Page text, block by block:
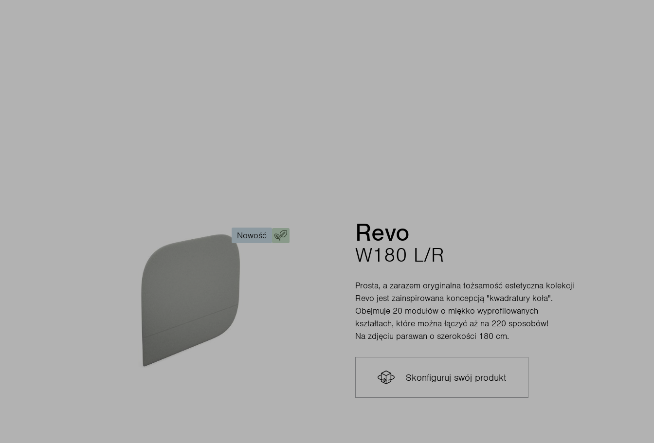
Nowość Revo
W180 L/R
Prosta, a zarazem oryginalna tożsamość estetyczna kolekcji
Revo jest zainspirowana koncepcją "kwadratury koła".
Obejmuje 20 modułów o miękko wyprofilowanych
kształtach, które można łączyć aż na 220 sposobów!
Na zdjęciu parawan o szerokości 180 cm.
Skonfiguruj swój produkt